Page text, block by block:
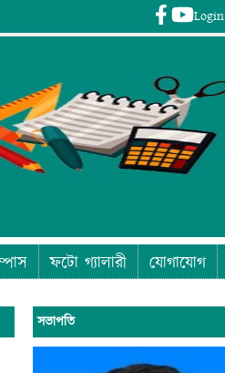
Login
ফটো গ্যালারী যোগাযোগ
সভাপতি